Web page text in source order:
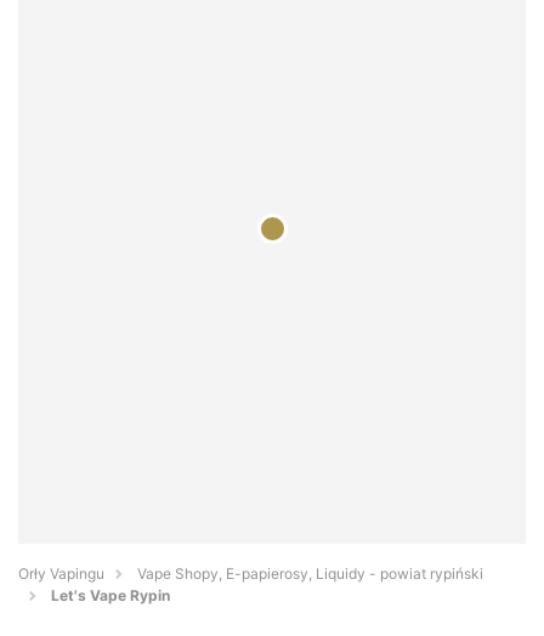
Orły Vapingu
Vape Shopy, E-papierosy, Liquidy - powiat rypiński
Let's Vape Rypin